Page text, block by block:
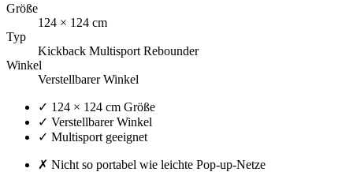
Größe
124 × 124 cm
Typ
Kickback Multisport Rebounder
Winkel
Verstellbarer Winkel
✓ 124 × 124 cm Größe
✓ Verstellbarer Winkel
✓ Multisport geeignet
✗ Nicht so portabel wie leichte Pop-up-Netze